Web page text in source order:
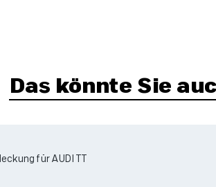
Das könnte Sie